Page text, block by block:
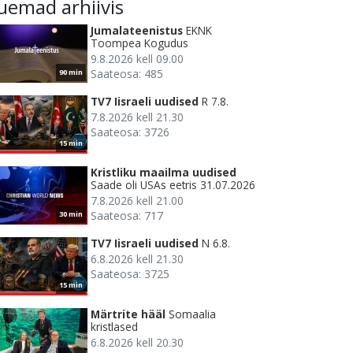
arhiivis
90 min
Jumalateenistus EKNK
Toompea Kogudus
9.8.2026 kell 09.00
Saateosa: 485
15 min
TV7 Iisraeli uudised R 7.8.
7.8.2026 kell 21.30
Saateosa: 3726
30 min
Kristliku maailma uudised
Saade oli USAs eetris 31.07.2026
7.8.2026 kell 21.00
Saateosa: 717
15 min
TV7 Iisraeli uudised N 6.8.
6.8.2026 kell 21.30
Saateosa: 3725
Märtrite hääl Somaalia
kristlased
6.8.2026 kell 20.30